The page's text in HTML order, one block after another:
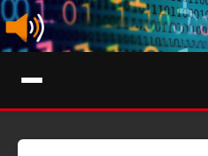
naar
de
inhoudTips, nieuws en info over streaming